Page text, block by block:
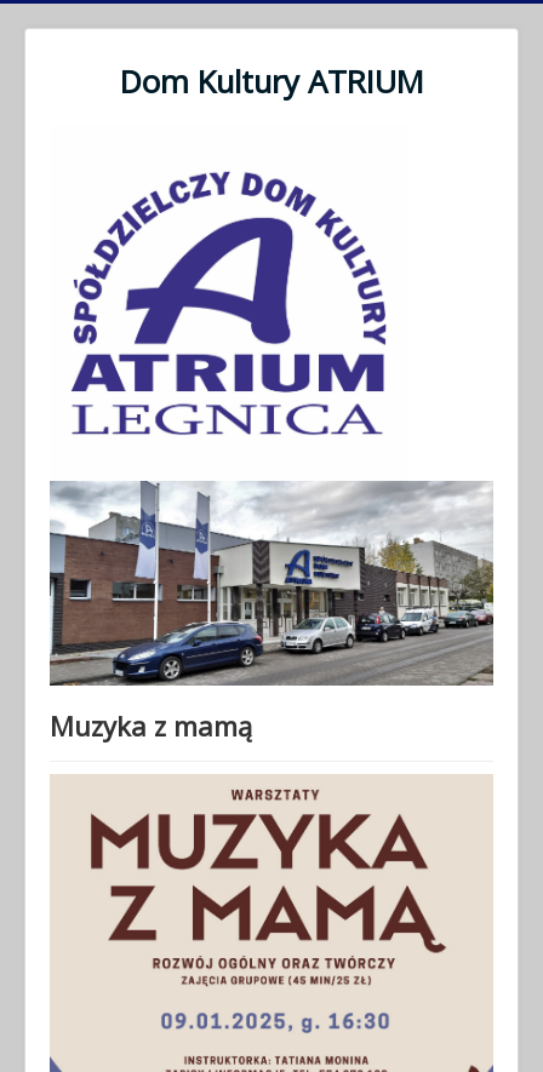
Dom Kultury ATRIUM
Muzyka z mamą